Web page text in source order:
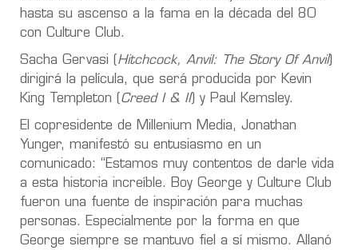
hasta su ascenso a la fama en la década del 80
con Culture Club.
Sacha Gervasi ( Hitchcock, Anvil: The Story Of Anvil)
dirigirá la película, que será producida por Kevin
King Templeton ( Creed I & II) y Paul Kemsley.
El copresidente de Millenium Media, Jonathan
Yunger, manifestó su entusiasmo en un
comunicado: “Estamos muy contentos de darle vida
a esta historia increíble. Boy George y Culture Club
fueron una fuente de inspiración para muchas
personas. Especialmente por la forma en que
George siempre se mantuvo fiel a sí mismo. Allanó